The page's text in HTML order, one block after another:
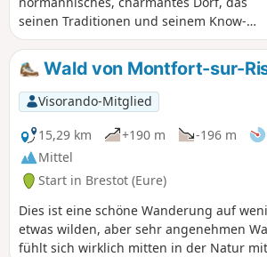
seinen Traditionen und seinem Know-
how verbunden ist. Von der Kirche aus
führt ein einfacher Rundweg für alle
Altersgruppen durch eine
abwechslungsreiche Landschaft mit
einer schönen Sammlung von
Kopfbäumen, die sich über die Hecken
erstrecken, und hohen Buchen im
Staatswald, hübschen Bocage-Tälern
und Ausblicken auf die
landwirtschaftliche Ebene. Der Weg ist
größtenteils nicht markiert und verkürzt
den gelb markierten Rundweg.
Wald von Montfort-sur-
Visorando-Mitglied
15,29 km
+190 m -196 m
Mittel
Start in Brestot (Eure)
Dies ist eine schöne Wanderung auf
etwas wilden, aber sehr angenehmen
fühlt sich wirklich mitten in der Natur